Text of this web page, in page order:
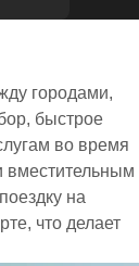
городами,
быстрое
во время
вместительным
на
что делает